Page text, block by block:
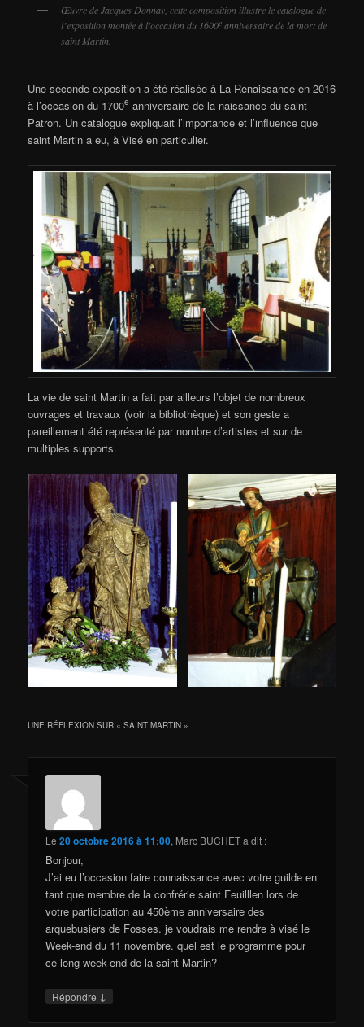
Œuvre de Jacques Donnay, cette composition illustre le catalogue de
l’exposition montée à l’occasion du 1600eanniversaire de la mort de
saint Martin.
Une seconde exposition a été réalisée à La Renaissance en 2016
à l’occasion du 1700e anniversaire de la naissance du saint
Patron. Un catalogue expliquait l’importance et l’influence que
saint Martin a eu, à Visé en particulier.
La vie de saint Martin a fait par ailleurs l’objet de nombreux
ouvrages et travaux (voir la bibliothèque) et son geste a
pareillement été représenté par nombre d’artistes et sur de
multiples supports.
UNE RÉFLEXION SUR «SAINT MARTIN »
Le20 octobre 2016 à 11:00, Marc BUCHETa dit :
Bonjour,
J’ai eu l’occasion faire connaissance avec votre guilde en
tant que membre de la confrérie saint Feuilllen lors de
votre participation au 450ème anniversaire des
arquebusiers de Fosses. je voudrais me rendre à visé le
Week-end du 11 novembre. quel est le programme pour
ce long week-end de la saint Martin?
Répondre ↓